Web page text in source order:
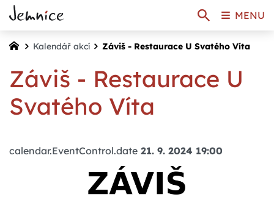
Kalendář akcí Záviš - Restaurace U Svatého Víta
Záviš - Restaurace U
Svatého Víta
calendar.EventControl.date 21. 9. 2024 19:00
MENU